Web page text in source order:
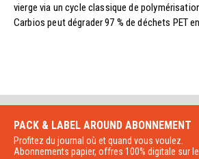
vierge via un cycle classique de
Carbios peut dégrader 97 % de déchets PET
PACK & LABEL AROUND ABONNEMENT
Profitez du journal où et quand vous voulez.
Abonnements papier, offres 100% digitale sur